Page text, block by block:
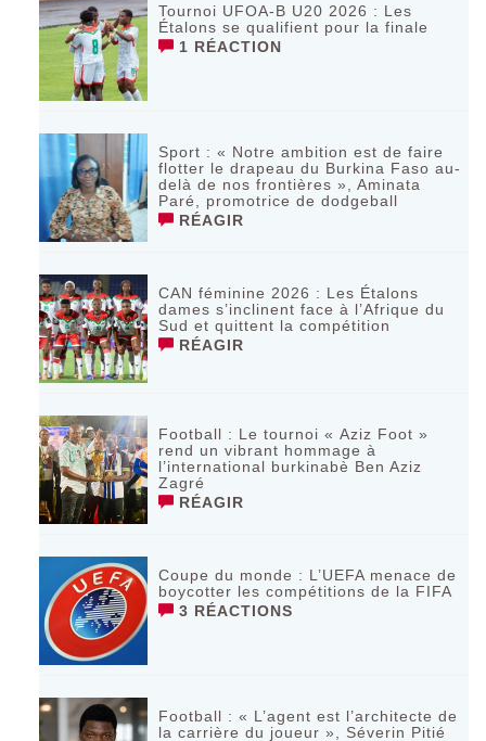
Tournoi UFOA-B U20 2026 : Les
Étalons se qualifient pour la finale
1 RÉACTION
Sport : « Notre ambition est de faire
flotter le drapeau du Burkina Faso au-
delà de nos frontières », Aminata
Paré, promotrice de dodgeball
RÉAGIR
CAN féminine 2026 : Les Étalons
dames s’inclinent face à l’Afrique du
Sud et quittent la compétition
RÉAGIR
Football : Le tournoi « Aziz Foot »
rend un vibrant hommage à
l’international burkinabè Ben Aziz
Zagré
RÉAGIR
Coupe du monde : L’UEFA menace de
boycotter les compétitions de la FIFA
3 RÉACTIONS
Football : « L’agent est l’architecte de
la carrière du joueur », Séverin Pitié